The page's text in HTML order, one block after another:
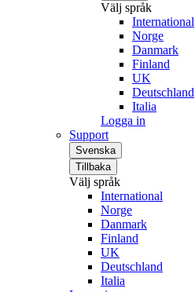
Välj språk
International
Norge
Danmark
Finland
UK
Deutschland
Italia
Logga in
Support
Svenska
Tillbaka
Välj språk
International
Norge
Danmark
Finland
UK
Deutschland
Italia